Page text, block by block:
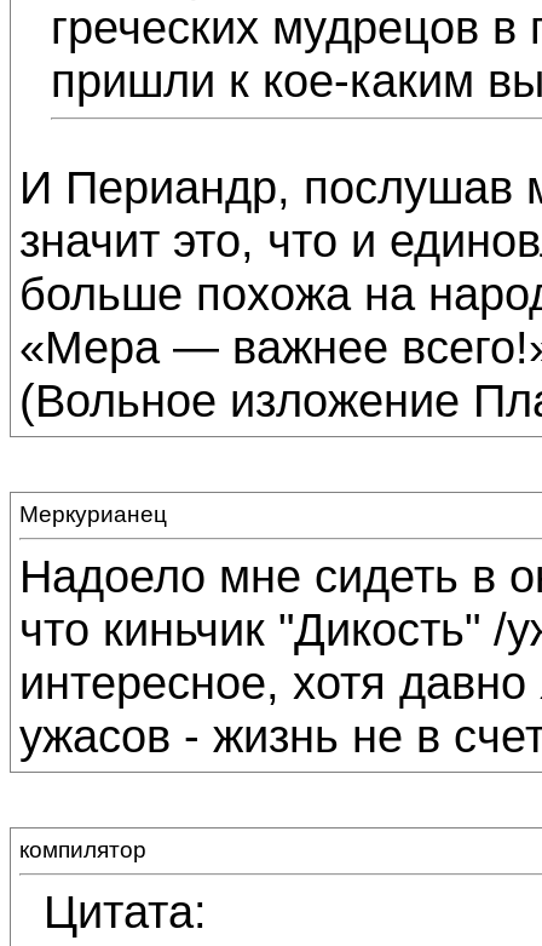
греческих мудрецов
пришли к кое-каким
И Периандр, послушав
значит это, что и
больше похожа на
«Мера — важнее
(Вольное изложение
Меркурианец
Надоело мне сидеть в
что киньчик "Дикость" /
интересное, хотя
ужасов - жизнь не в
компилятор
Цитата: